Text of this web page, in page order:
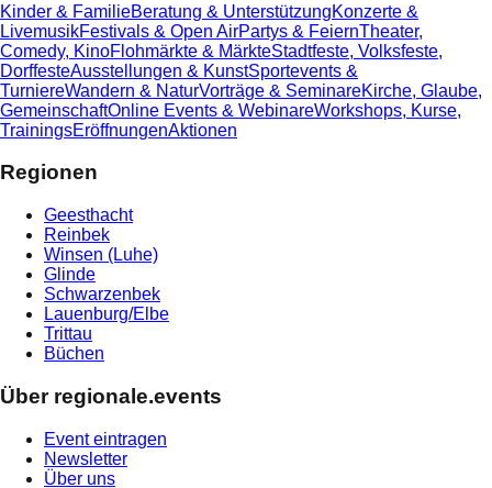
Kinder & FamilieBeratung & UnterstützungKonzerte &
LivemusikFestivals & Open AirPartys & FeiernTheater,
Comedy, KinoFlohmärkte & MärkteStadtfeste, Volksfeste,
DorffesteAusstellungen & KunstSportevents &
TurniereWandern & NaturVorträge & SeminareKirche, Glaube,
GemeinschaftOnline Events & WebinareWorkshops, Kurse,
TrainingsEröffnungenAktionen
Regionen
Geesthacht
Reinbek
Winsen (Luhe)
Glinde
Schwarzenbek
Lauenburg/Elbe
Trittau
Büchen
Über regionale.events
Event eintragen
Newsletter
Über uns